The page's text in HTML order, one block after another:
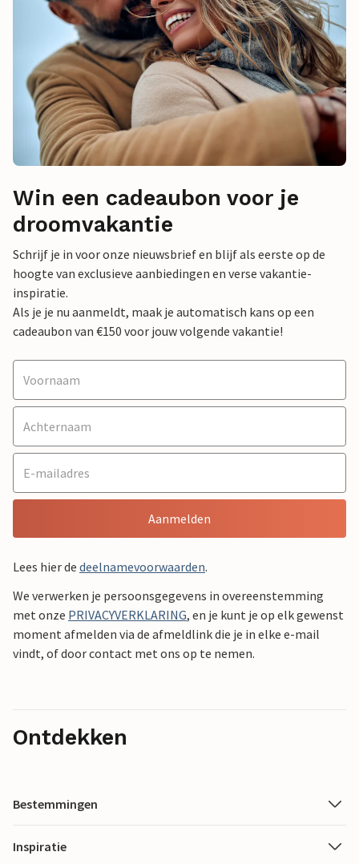
Win een cadeaubon voor je
droomvakantie
Schrijf je in voor onze nieuwsbrief en blijf als eerste op de
hoogte van exclusieve aanbiedingen en verse vakantie-
inspiratie.
Als je je nu aanmeldt, maak je automatisch kans op een
cadeaubon van €150 voor jouw volgende vakantie!
Aanmelden
Lees hier de deelnamevoorwaarden.
We verwerken je persoonsgegevens in overeenstemming
met onze PRIVACYVERKLARING, en je kunt je op elk gewenst
moment afmelden via de afmeldlink die je in elke e-mail
vindt, of door contact met ons op te nemen.
Ontdekken
Bestemmingen
Inspiratie